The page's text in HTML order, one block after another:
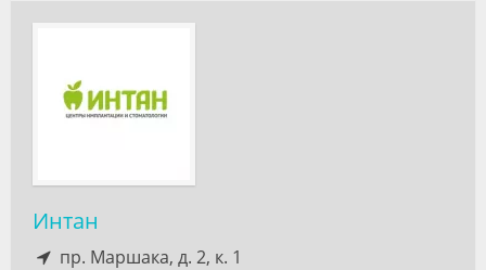
Интан
пр. Маршака, д. 2, к. 1